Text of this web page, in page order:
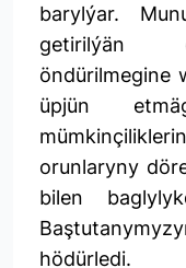
barylýar.
getirilýän
öndürilmegine
üpjün
orunlaryny
bilen
hödürledi.